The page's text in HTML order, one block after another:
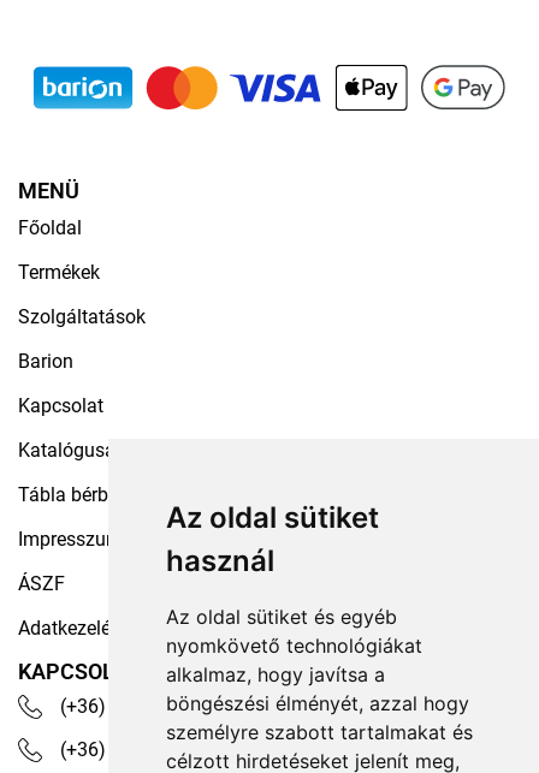
Az oldal sütiket
használ
Az oldal sütiket és egyéb
nyomkövető technológiákat
alkalmaz, hogy javítsa a
böngészési élményét, azzal hogy
személyre szabott tartalmakat és
célzott hirdetéseket jelenít meg,
MENÜ
Főoldal
Termékek
Szolgáltatások
Barion
Kapcsolat
Katalógusaink
Tábla bérbeadás
Impresszum
ÁSZF
Adatkezelési tájékoztató
KAPCSOLAT
(+36) 30 535 4503
(+36) 1 329 7472